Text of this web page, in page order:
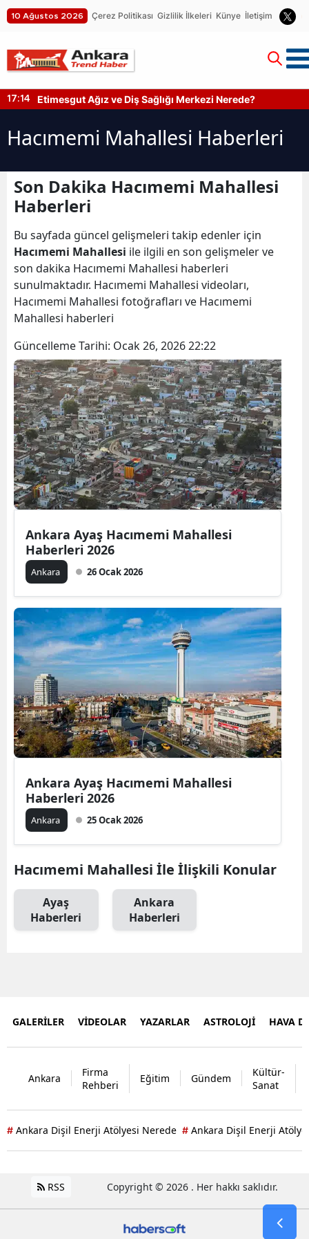
10 Ağustos 2026 Çerez Politikası Gizlilik İlkeleri Künye İletişim
17:14 Etimesgut Ağız ve Diş Sağlığı Merkezi Nerede?
Hacımemi Mahallesi Haberleri
Son Dakika Hacımemi Mahallesi
Haberleri
Bu sayfada güncel gelişmeleri takip edenler için
Hacımemi Mahallesi ile ilgili en son gelişmeler ve
son dakika Hacımemi Mahallesi haberleri
sunulmaktadır. Hacımemi Mahallesi videoları,
Hacımemi Mahallesi fotoğrafları ve Hacımemi
Mahallesi haberleri
Güncelleme Tarihi: Ocak 26, 2026 22:22
Ankara Ayaş Hacımemi Mahallesi
Haberleri 2026
Ankara 26 Ocak 2026
Ankara Ayaş Hacımemi Mahallesi
Haberleri 2026
Ankara 25 Ocak 2026
Hacımemi Mahallesi İle İlişkili Konular
Ayaş
Haberleri
Ankara
Haberleri
GALERİLER VİDEOLAR YAZARLAR ASTROLOJİ HAVA
Ankara
Firma
Rehberi
Eğitim Gündem
Kültür-
Sanat
# Ankara Dişil Enerji Atölyesi Nerede # Ankara Dişil Enerji
RSS Copyright © 2026 . Her hakkı saklıdır.